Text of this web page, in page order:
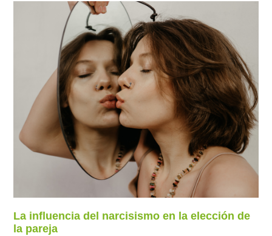
La influencia del narcisismo en la elección de
la pareja